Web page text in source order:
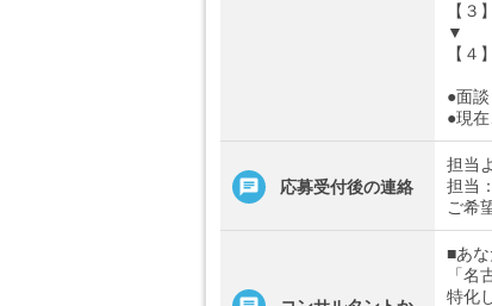
【３
▼
【４
●面
●現
応募受付後の連絡
担当
担当
ご希
■あ
「
特化